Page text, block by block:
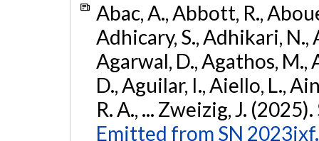
Abac, A., Abbott, R.,
Adhicary, S., Adhikari, N.,
Agarwal, D., Agathos, M.,
D., Aguilar, I., Aiello, L.,
R. A., ... Zweizig, J. (2025).
Emitted from SN 2023ixf.